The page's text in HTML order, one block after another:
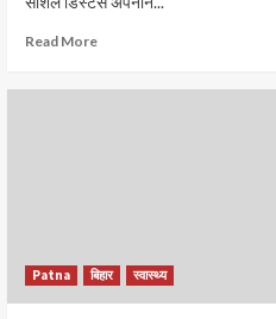
Read More
Patna बिहार स्वास्थ्य